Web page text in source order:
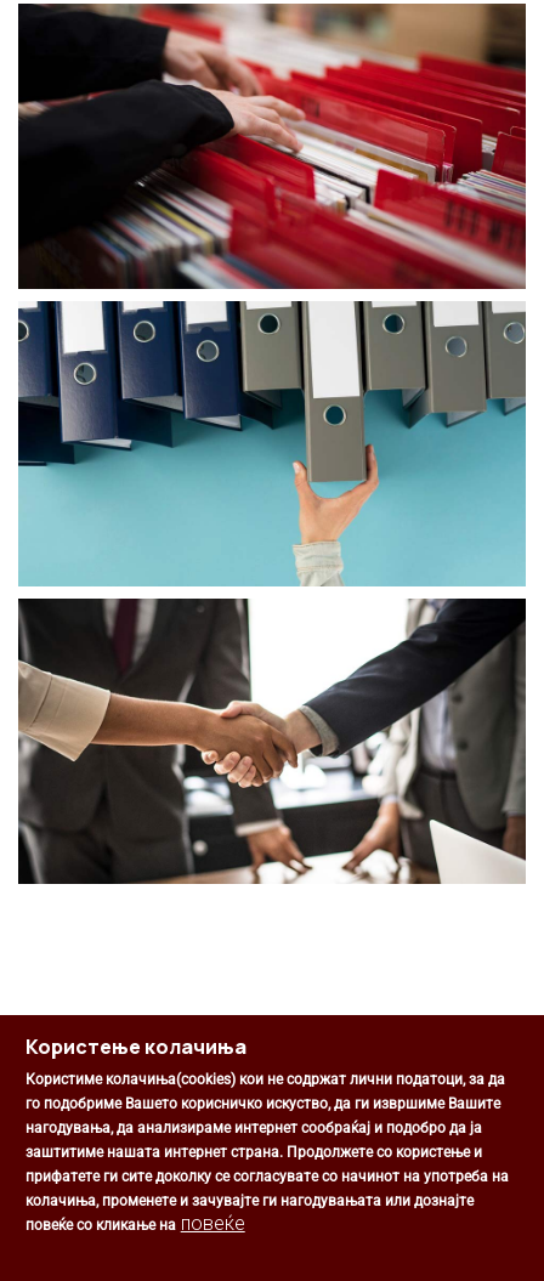
Општина Центар
Михаил Цоков бр. 1, Скопје
Скопје, РС Македонија
+389 2 3203 693
Користење колачиња
Користиме колачиња(cookies) кои не содржат лични податоци, за да
го подобриме Вашето корисничко искуство, да ги извршиме Вашите
нагодувања, да анализираме интернет сообраќај и подобро да ја
заштитиме нашата интернет страна. Продолжете со користење и
прифатете ги сите доколку се согласувате со начинот на употреба на
колачиња, променете и зачувајте ги нагодувањата или дознајте
повеќе со кликање на повеќе